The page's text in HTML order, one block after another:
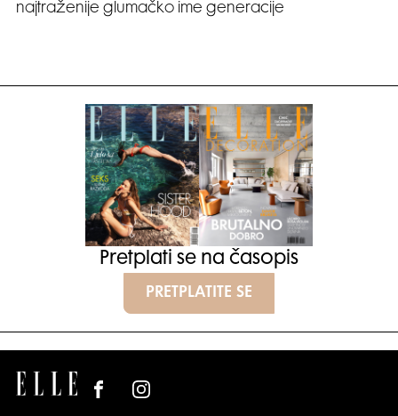
najtraženije glumačko ime generacije
Pretplati se na časopis
PRETPLATITE SE